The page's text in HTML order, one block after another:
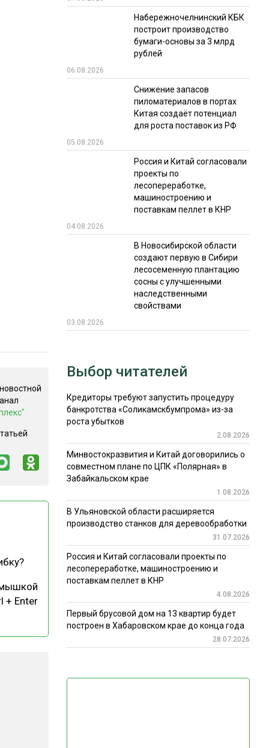
ИТОГИ МЕРОПРИЯТИЙ
+ Enter
Набережночелнинский КБК
построит производство
бумаги-основы за 3 млрд
рублей
06.08.2026
Снижение запасов
пиломатериалов в портах
Китая создаёт потенциал
для роста поставок из РФ
05.08.2026
Россия и Китай согласовали
проекты по
лесопереработке,
машиностроению и
поставкам пеллет в КНР
04.08.2026
В Новосибирской области
создают первую в Сибири
лесосеменную плантацию
сосны с улучшенными
наследственными
свойствами
03.08.2026
Выбор читателей
Кредиторы требуют запустить процедуру
банкротства «Соликамскбумпрома» из-за
роста убытков
2.08.2026
Минвостокразвития и Китай договорились о
совместном плане по ЦПК «Полярная» в
Забайкальском крае
1.08.2026
В Ульяновской области расширяется
производство станков для деревообработки
31.07.2026
Россия и Китай согласовали проекты по
лесопереработке, машиностроению и
поставкам пеллет в КНР
4.08.2026
Первый брусовой дом на 13 квартир будет
построен в Хабаровском крае до конца года
28.07.2026